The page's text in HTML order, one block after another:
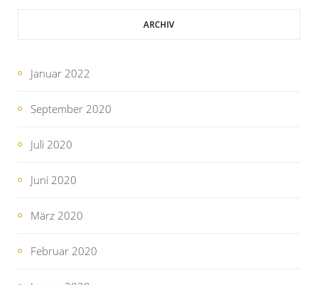
ARCHIV
Januar 2022
September 2020
Juli 2020
Juni 2020
März 2020
Februar 2020